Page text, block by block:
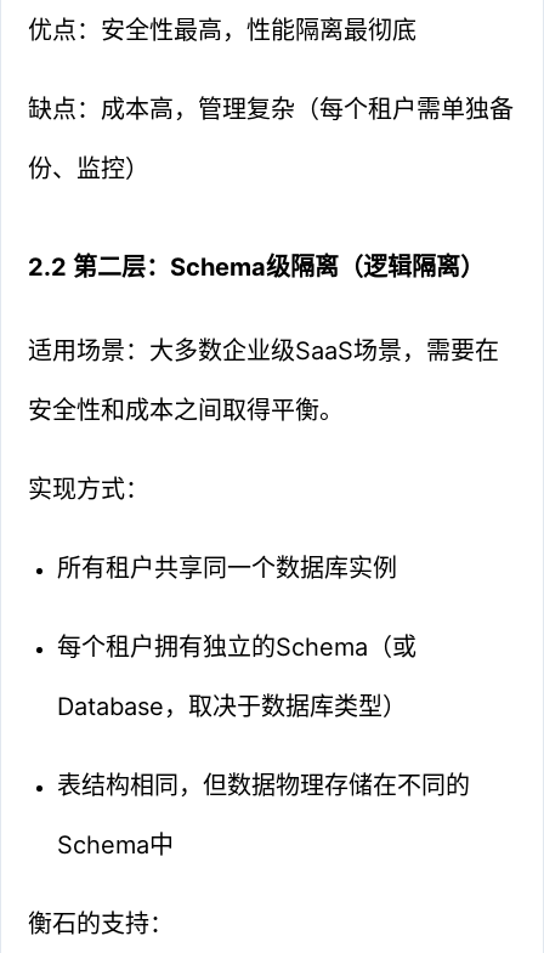
优点：安全性最高，性能隔离最彻底
缺点：成本高，管理复杂（每个租户需单独备
份、监控）
2.2 第二层：Schema级隔离（逻辑隔离）
适用场景：大多数企业级SaaS场景，需要在
安全性和成本之间取得平衡。
实现方式：
所有租户共享同一个数据库实例
每个租户拥有独立的Schema（或
Database，取决于数据库类型）
表结构相同，但数据物理存储在不同的
Schema中
衡石的支持：